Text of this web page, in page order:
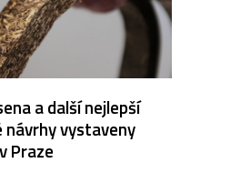
a další nejlepší
vystaveny
v Praze